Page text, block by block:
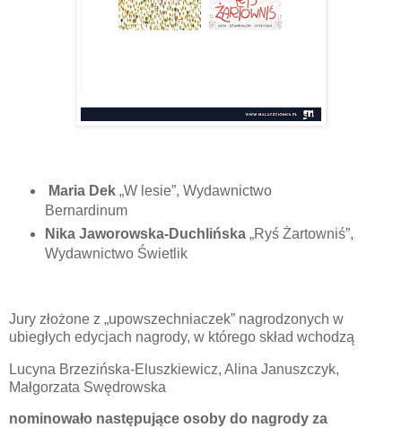
Maria Dek„W lesie”, Wydawnictwo
Bernardinum
Nika Jaworowska-Duchlińska„Ryś Żartowniś”,
Wydawnictwo Świetlik
Jury złożone z „upowszechniaczek” nagrodzonych w
ubiegłych edycjach nagrody, w którego skład wchodzą
Lucyna Brzezińska-Eluszkiewicz, Alina Januszczyk,
Małgorzata Swędrowska
nominowało następujące osoby do nagrody za